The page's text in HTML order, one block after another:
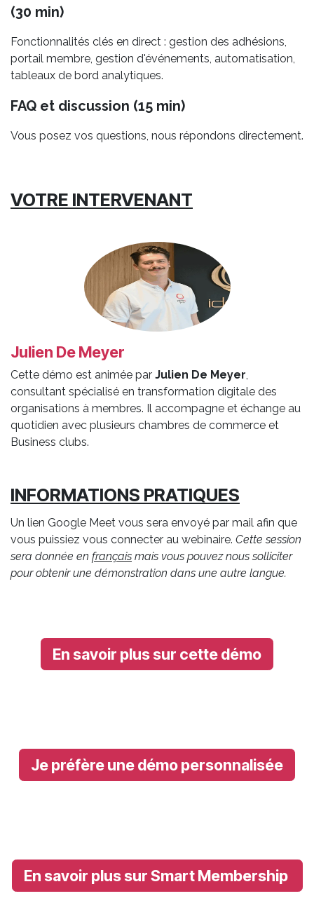
(30 min)
Fonctionnalités clés en direct : gestion des adhésions,
portail membre, gestion d'événements, automatisation,
tableaux de bord analytiques.
FAQ et discussion (15 min)
Vous posez vos questions, nous répondons directement.
VOTRE INTERVENANT
Julien De Meyer
Cette démo est animée par Julien De Meyer,
consultant spécialisé en transformation digitale des
organisations à membres. Il accompagne et échange au
quotidien avec plusieurs chambres de commerce et
Business clubs.
INFORMATIONS PRATIQUES
Un lien Google Meet vous sera envoyé par mail afin que
vous puissiez vous connecter au webinaire. Cette session
sera donnée en français mais vous pouvez nous solliciter
pour obtenir une démonstration dans une autre langue.
En savoir plus sur cette démo
Je préfère une démo personnalisée
En savoir plus sur Smart Membership